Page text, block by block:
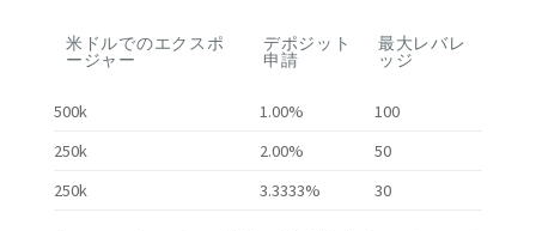
米ドルでのエクスポ
ージャー
デポジット
申請
最大レバレ
ッジ
500k 1.00%
100
250k
2.00%
50
250k
3.3333% 30